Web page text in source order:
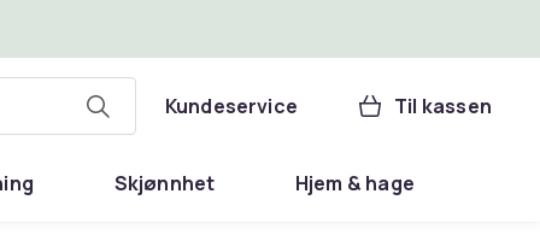
Kundeservice Til kassen
Skjønnhet Hjem & hage